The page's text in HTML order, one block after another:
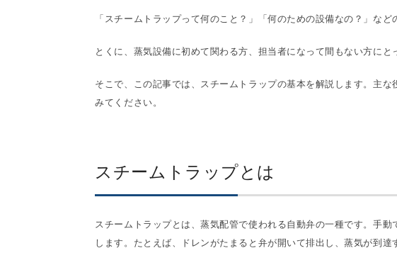
「スチームトラップって何のこと？」「何のための設備なの？」など
とくに、蒸気設備に初めて関わる方、担当者になって間もない方にと
そこで、この記事では、スチームトラップの基本を解説します。主
みてください。
スチームトラップとは
スチームトラップとは、蒸気配管で使われる自動弁の一種です。手
します。たとえば、ドレンがたまると弁が開いて排出し、蒸気が到達